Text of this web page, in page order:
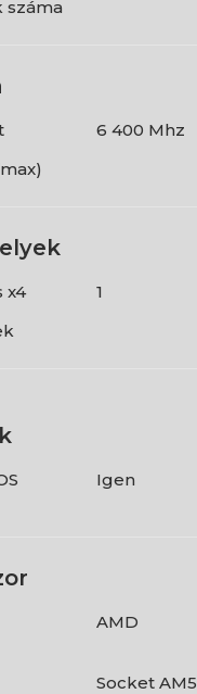
száma
6 400 Mhz
x4
1
Igen
AMD
Socket AM5